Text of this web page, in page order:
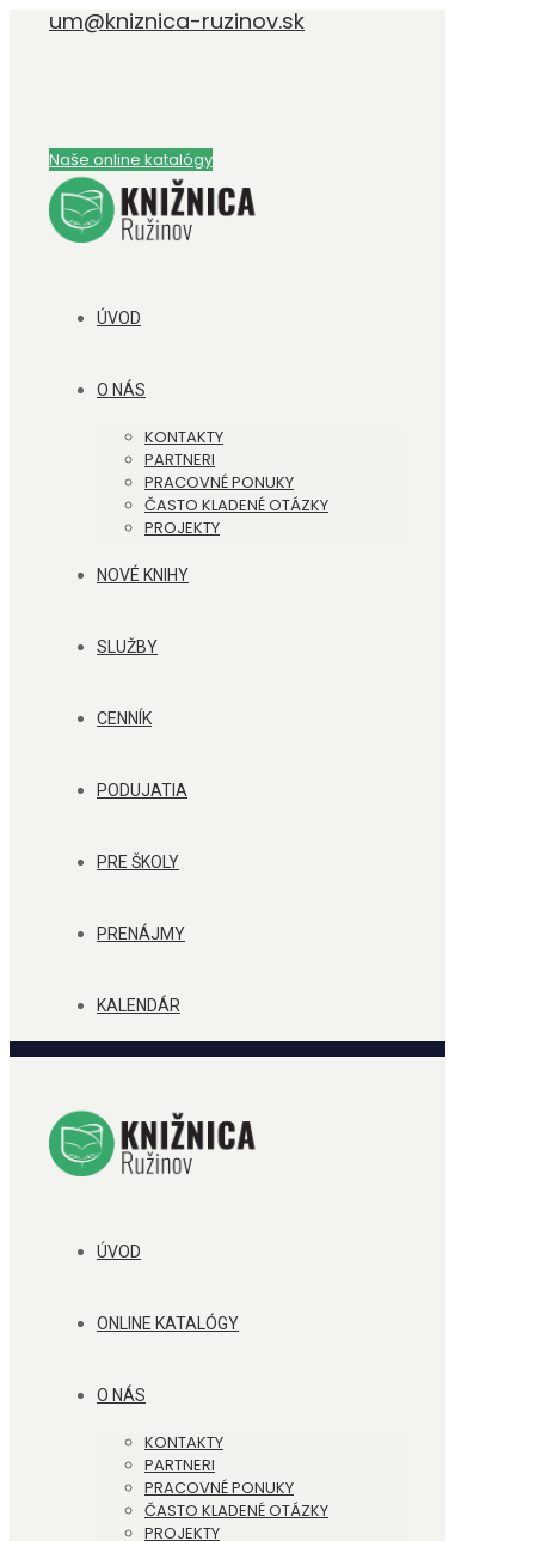
um@kniznica-ruzinov.sk
Naše online katalógy
ÚVOD
O NÁS
KONTAKTY
PARTNERI
PRACOVNÉ PONUKY
ČASTO KLADENÉ OTÁZKY
PROJEKTY
NOVÉ KNIHY
SLUŽBY
CENNÍK
PODUJATIA
PRE ŠKOLY
PRENÁJMY
KALENDÁR
ÚVOD
ONLINE KATALÓGY
O NÁS
KONTAKTY
PARTNERI
PRACOVNÉ PONUKY
ČASTO KLADENÉ OTÁZKY
PROJEKTY